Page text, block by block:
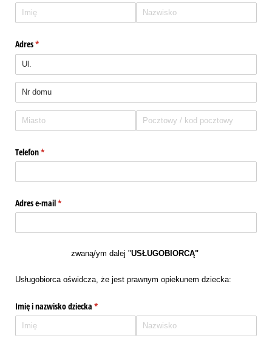
Adres*
(wymagane)
Telefon*
(wymagane)
Adres e-mail*
(wymagane)
zwaną/ym dalej "USŁUGOBIORCĄ"
Usługobiorca oświdcza, że jest prawnym opiekunem dziecka:
Imię i nazwisko dziecka *
(wymagane)